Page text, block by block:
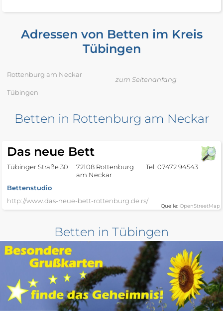
Adressen von Betten im Kreis
Tübingen
Rottenburg am Neckar
Tübingen
zum Seitenanfang
Betten in Rottenburg am Neckar
Das neue Bett
Tübinger Straße 30
72108 Rottenburg
am Neckar
Tel: 07472 94543
Bettenstudio
http://www.das-neue-bett-rottenburg.de.rs/
Quelle: OpenStreetMap
Betten in Tübingen
Betten Hottmann
Hirschgasse 1 72070 Tübingen
Tel: 07071 23072
Bettenstudio
https://www.betten-hottmann.de/